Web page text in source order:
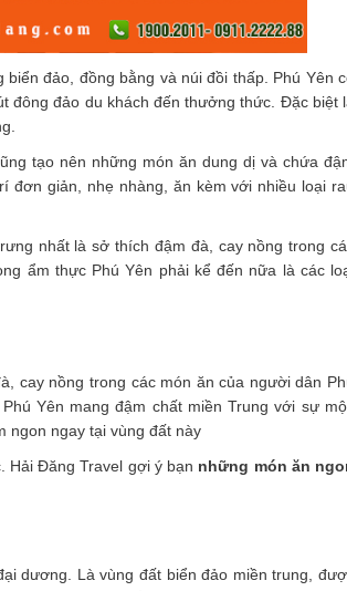
đảo, đồng bằng và núi đồi thấp. Phú Yên
đông đảo du khách đến thưởng thức. Đặc biệt
tạo nên những món ăn dung dị và chứa
đơn giản, nhẹ nhàng, ăn kèm với nhiều loại
nhất là sở thích đậm đà, cay nồng trong
ẩm thực Phú Yên phải kể đến nữa là các
cay nồng trong các món ăn của người dân
Yên mang đậm chất miền Trung với sự
ngon ngay tại vùng đất này
Hải Đăng Travel gợi ý bạn những món ăn
dương. Là vùng đất biển đảo miền trung,